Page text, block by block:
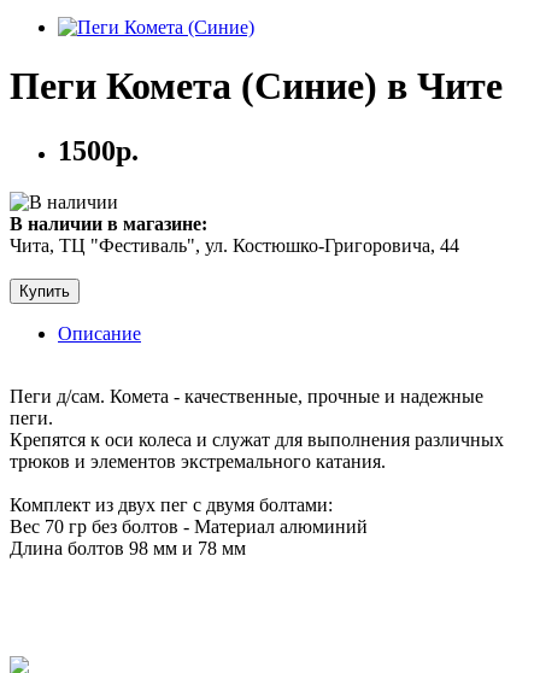
Пеги Комета (Синие) в Чите
1500р.
В наличии в магазине:
Чита, ТЦ "Фестиваль", ул. Костюшко-Григоровича, 44
Купить
Описание
Пеги д/сам. Комета - качественные, прочные и надежные
пеги.
Крепятся к оси колеса и служат для выполнения различных
трюков и элементов экстремального катания.
Комплект из двух пег с двумя болтами:
Вес 70 гр без болтов - Материал алюминий
Длина болтов 98 мм и 78 мм